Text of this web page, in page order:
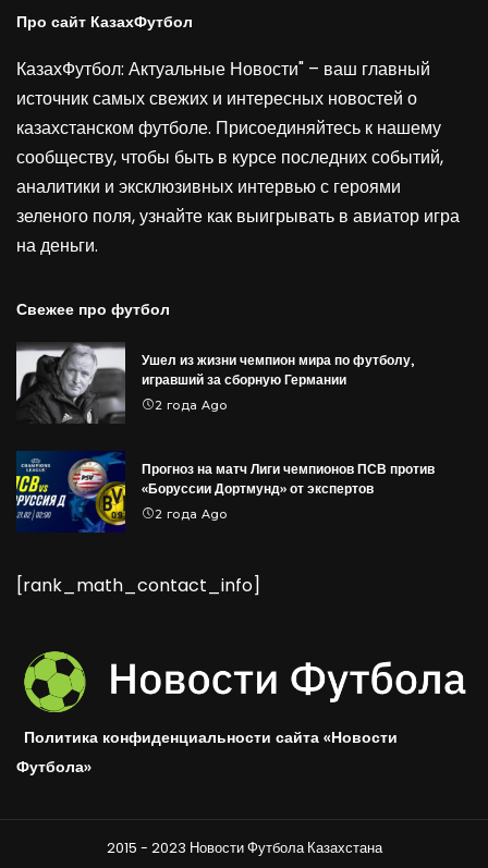
Про сайт КазахФутбол
КазахФутбол: Актуальные Новости" – ваш главный
источник самых свежих и интересных новостей о
казахстанском футболе. Присоединяйтесь к нашему
сообществу, чтобы быть в курсе последних событий,
аналитики и эксклюзивных интервью с героями
зеленого поля, узнайте как выигрывать в авиатор игра
на деньги.
Свежее про футбол
Ушел из жизни чемпион мира по футболу,
игравший за сборную Германии
2 года Ago
Прогноз на матч Лиги чемпионов ПСВ против
«Боруссии Дортмунд» от экспертов
2 года Ago
[rank_math_contact_info]
Политика конфиденциальности сайта «Новости
Футбола»
2015 - 2023 Новости Футбола Казахстана